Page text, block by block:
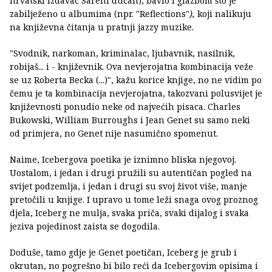
zabilježeno u albumima (npr. "Reflections"), koji nalikuju
na književna čitanja u pratnji jazzy muzike.
"Svodnik, narkoman, kriminalac, ljubavnik, nasilnik,
robijaš... i - književnik. Ova nevjerojatna kombinacija veže
se uz Roberta Becka (...)", kažu korice knjige, no ne vidim po
čemu je ta kombinacija nevjerojatna, takozvani polusvijet je
književnosti ponudio neke od najvećih pisaca. Charles
Bukowski, William Burroughs i Jean Genet su samo neki
od primjera, no Genet nije nasumično spomenut.
Naime, Icebergova poetika je iznimno bliska njegovoj.
Uostalom, i jedan i drugi pružili su autentičan pogled na
svijet podzemlja, i jedan i drugi su svoj život više, manje
pretočili u knjige. I upravo u tome leži snaga ovog proznog
djela, Iceberg ne mulja, svaka priča, svaki dijalog i svaka
jeziva pojedinost zaista se dogodila.
Doduše, tamo gdje je Genet poetičan, Iceberg je grub i
okrutan, no pogrešno bi bilo reći da Icebergovim opisima i